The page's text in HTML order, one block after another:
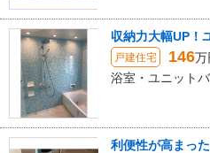
収納力大幅UP！
戸建住宅 146万
浴室・ユニット
利便性が高まっ